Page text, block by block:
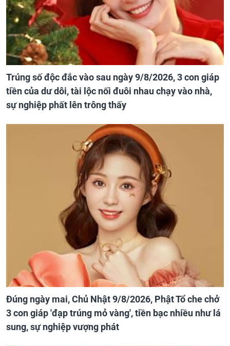
Trúng số độc đắc vào sau ngày 9/8/2026, 3 con giáp
tiền của dư dôi, tài lộc nối đuôi nhau chạy vào nhà,
sự nghiệp phất lên trông thấy
Đúng ngày mai, Chủ Nhật 9/8/2026, Phật Tổ che chở
3 con giáp 'đạp trúng mỏ vàng', tiền bạc nhiều như lá
sung, sự nghiệp vượng phát